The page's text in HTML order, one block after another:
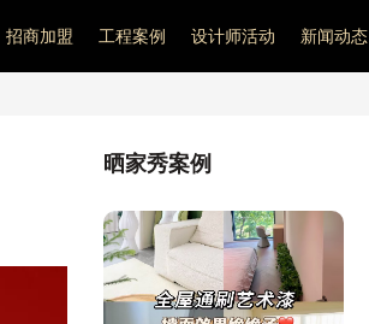
招商加盟 工程案例 设计师活动 新闻动态
晒家秀案例